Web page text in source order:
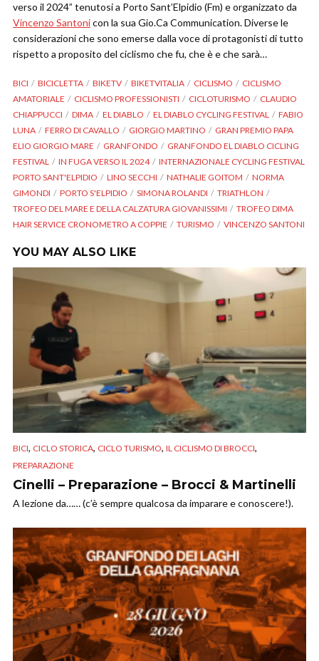
verso il 2024” tenutosi a Porto Sant’Elpidio (Fm) e organizzato da
Vincenzo Santonicon la sua Gio.Ca Communication. Diverse le
considerazioni che sono emerse dalla voce di protagonisti di tutto
rispetto a proposito del ciclismo che fu, che è e che sarà…
BICI BICICLETTA BIKETV BIKETVITALIA CICLISMO
CICLISMO
AMATORIALE
CICLISMO PROFESSIONISTI CICLOTURISMO
CLAUDIO
CHIAPPUCCI
DIMA EL DIABLO EL DIABLO CYCLING FESTIVAL
FABIO
LUNA
FERRO DI CAVALLO GIORGIO MARTINO
GRAN PREMIO PAPA
ELIO GIORGIO MARE
GRANFONDO
GRANFONDO EL DIABLO CICLING
FESTIVAL
IN FUGA VERSO IL 2024
INTERNAZIONALE CYCLING FESTIVAL
PORTO SANT'ELPIDIO
LINO SECCHI NATHALIE GOITOM
NORMA
GIMONDI
PORTO S'ELPIDIO SIMONA ROLANDI
TRIATHLON
TROFEO DEL MARE E DELLA CALZATURA GIOVANISSIMI
TROFEO DIMA
HAIR SERVICE CRONOMETRO A COPPIE
TURISMO VINCENZO SANTONI
YOU MAY ALSO LIKE
BICI, CICLO STORICA, CICLO TURISMO, IL CICLISMO DI BROCCI,
PREPARAZIONE
Cinelli – Preparazione – Brocci & Martinelli
A lezione da…… (c’è sempre qualcosa da imparare e conoscere!).